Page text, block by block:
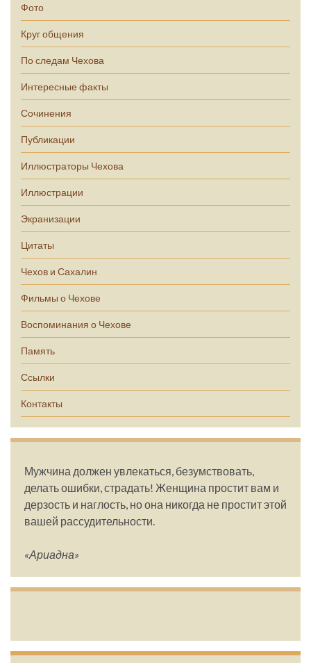
Фото
Круг общения
По следам Чехова
Интересные факты
Сочинения
Публикации
Иллюстраторы Чехова
Иллюстрации
Экранизации
Цитаты
Чехов и Сахалин
Фильмы о Чехове
Воспоминания о Чехове
Память
Ссылки
Контакты
Мужчина должен увлекаться, безумствовать,
делать ошибки, страдать! Женщина простит вам и
дерзость и наглость, но она никогда не простит этой
вашей рассудительности.
«Ариадна»